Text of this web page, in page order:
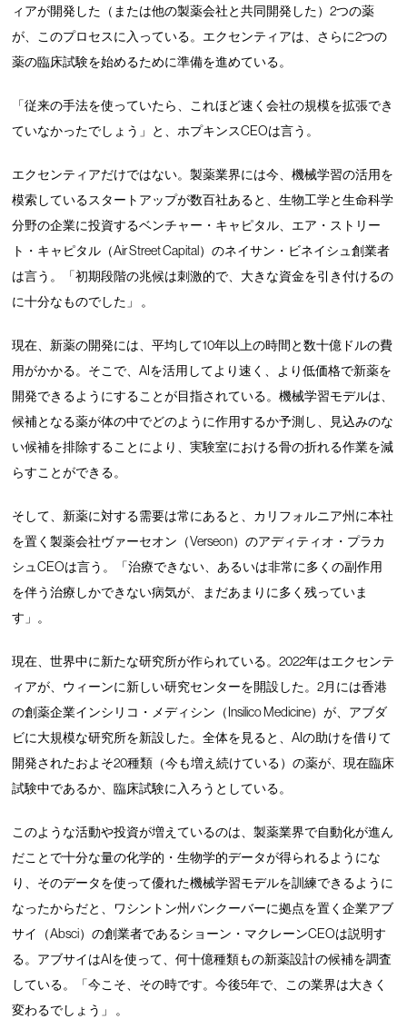
ィアが開発した（または他の製薬会社と共同開発した）2つの薬
が、このプロセスに入っている。エクセンティアは、さらに2つの
薬の臨床試験を始めるために準備を進めている。
「従来の手法を使っていたら、これほど速く会社の規模を拡張でき
ていなかったでしょう」と、ホプキンスCEOは言う。
エクセンティアだけではない。製薬業界には今、機械学習の活用を
模索しているスタートアップが数百社あると、生物工学と生命科学
分野の企業に投資するベンチャー・キャピタル、エア・ストリー
ト・キャピタル（Air Street Capital）のネイサン・ビネイシュ創業者
は言う。「初期段階の兆候は刺激的で、大きな資金を引き付けるの
に十分なものでした」 。
現在、新薬の開発には、平均して10年以上の時間と数十億ドルの費
用がかかる。そこで、AIを活用してより速く、より低価格で新薬を
開発できるようにすることが目指されている。機械学習モデルは、
候補となる薬が体の中でどのように作用するか予測し、見込みのな
い候補を排除することにより、実験室における骨の折れる作業を減
らすことができる。
そして、新薬に対する需要は常にあると、カリフォルニア州に本社
を置く製薬会社ヴァーセオン（Verseon）のアディティオ・プラカ
シュCEOは言う。「治療できない、あるいは非常に多くの副作用
を伴う治療しかできない病気が、まだあまりに多く残っていま
す」。
現在、世界中に新たな研究所が作られている。2022年はエクセンテ
ィアが、ウィーンに新しい研究センターを開設した。2月には香港
の創薬企業インシリコ・メディシン（Insilico Medicine）が、アブダ
ビに大規模な研究所を新設した。全体を見ると、AIの助けを借りて
開発されたおよそ20種類（今も増え続けている）の薬が、現在臨床
試験中であるか、臨床試験に入ろうとしている。
このような活動や投資が増えているのは、製薬業界で自動化が進ん
だことで十分な量の化学的・生物学的データが得られるようにな
り、そのデータを使って優れた機械学習モデルを訓練できるように
なったからだと、ワシントン州バンクーバーに拠点を置く企業アブ
サイ（Absci）の創業者であるショーン・マクレーンCEOは説明す
る。アブサイはAIを使って、何十億種類もの新薬設計の候補を調査
している。「今こそ、その時です。今後5年で、この業界は大きく
変わるでしょう」 。